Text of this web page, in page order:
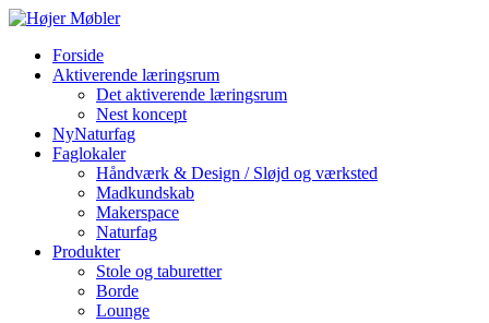
Forside
Aktiverende læringsrum
Det aktiverende læringsrum
Nest koncept
NyNaturfag
Faglokaler
Håndværk & Design / Sløjd og værksted
Madkundskab
Makerspace
Naturfag
Produkter
Stole og taburetter
Borde
Lounge